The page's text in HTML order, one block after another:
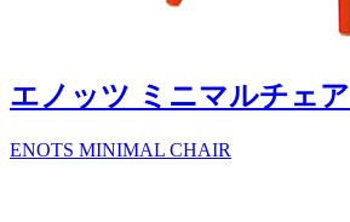
エノッツ ミニマルチェア
ENOTS MINIMAL CHAIR